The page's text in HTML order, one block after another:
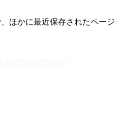
ほかに最近保存されたページ